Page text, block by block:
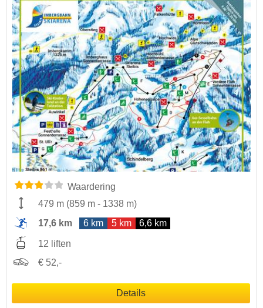
Waardering
479 m (859 m - 1338 m)
17,6 km
6 km 5 km 6,6 km
12 liften
€ 52,-
Details